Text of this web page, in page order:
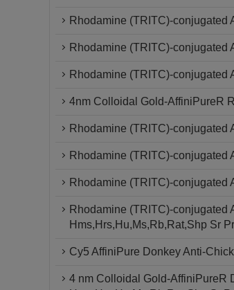
Rhodamine (TRITC)-conjugated
Rhodamine (TRITC)-conjugated
Rhodamine (TRITC)-conjugated
4nm Colloidal Gold-AffiniPureR
Rhodamine (TRITC)-conjugated
Rhodamine (TRITC)-conjugated
Rhodamine (TRITC)-conjugated
Rhodamine (TRITC)-conjugated
Hms,Hrs,Hu,Ms,Rb,Rat,Shp Sr
Cy5 AffiniPure Donkey Anti-
4 nm Colloidal Gold-AffiniPureR